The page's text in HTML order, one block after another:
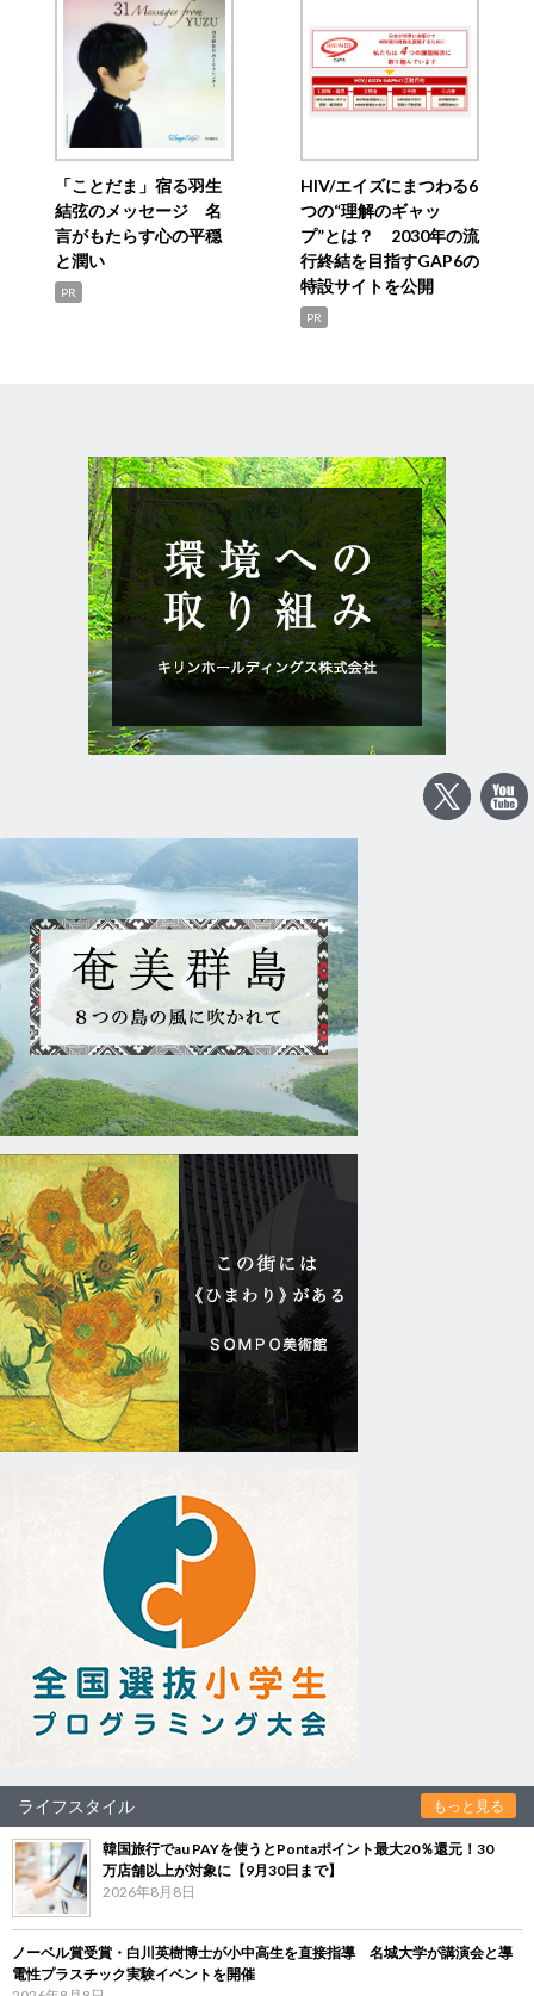
「ことだま」宿る羽生
結弦のメッセージ 名
言がもたらす心の平穏
と潤い
PR
HIV/エイズにまつわる6
つの“理解のギャッ
プ”とは？ 2030年の流
行終結を目指すGAP6の
特設サイトを公開
PR
ライフスタイル もっと見る
韓国旅行でau PAYを使うとPontaポイント最大20％還元！30
万店舗以上が対象に【9月30日まで】
2026年8月8日
ノーベル賞受賞・白川英樹博士が小中高生を直接指導 名城大学が講演会と導
電性プラスチック実験イベントを開催